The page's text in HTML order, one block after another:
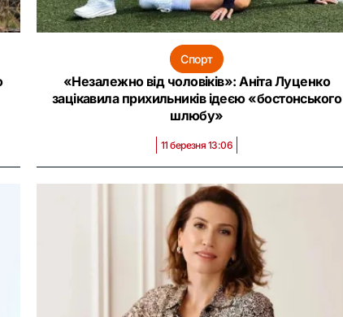
Спорт
«Незалежно від чоловіків»: Аніта Луценко
зацікавила прихильників ідеєю «бостонського
шлюбу»
11 березня 13:06